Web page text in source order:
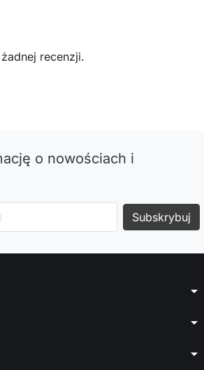
recenzji.
o nowościach i
arrow_drop_down
arrow_drop_down
arrow_drop_down